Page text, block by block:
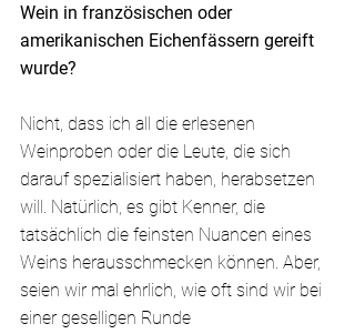
Wein in französischen oder
amerikanischen Eichenfässern gereift
wurde?
Nicht, dass ich all die erlesenen
Weinproben oder die Leute, die sich
darauf spezialisiert haben, herabsetzen
will. Natürlich, es gibt Kenner, die
tatsächlich die feinsten Nuancen eines
Weins herausschmecken können. Aber,
seien wir mal ehrlich, wie oft sind wir bei
einer geselligen Runde